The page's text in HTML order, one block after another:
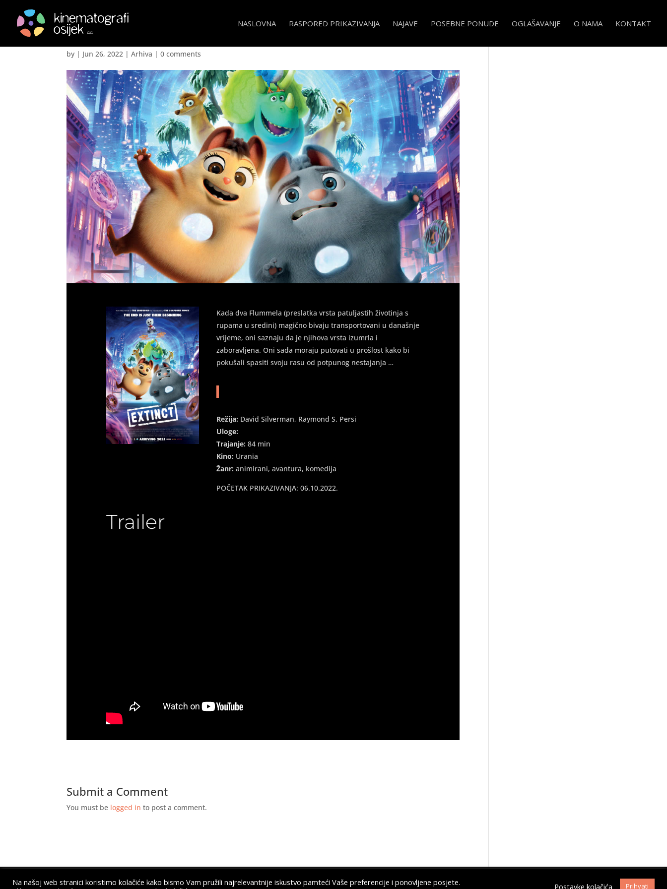
NASLOVNA RASPORED PRIKAZIVANJA NAJAVE POSEBNE PONUDE OGLAŠAVANJE O NAMA KONTAKT
Extinct – Extinct
by | Jun 26, 2022 |Arhiva |0 comments
Kada dva Flummela (preslatka vrsta patuljastih životinja s
rupama u sredini) magično bivaju transportovani u današnje
vrijeme, oni saznaju da je njihova vrsta izumrla i
zaboravljena. Oni sada moraju putovati u prošlost kako bi
pokušali spasiti svoju rasu od potpunog nestajanja …
Režija: David Silverman, Raymond S. Persi
Uloge:
Trajanje:84 min
Kino: Urania
Žanr: animirani, avantura, komedija
POČETAK PRIKAZIVANJA: 06.10.2022.
Trailer
Submit a Comment
You must be logged in to post a comment.
Na našoj web stranici koristimo kolačiće kako bismo Vam pružili najrelevantnije iskustvo pamteći Vaše preferencije i ponovljene posjete.
Postavke kolačića Prihvati